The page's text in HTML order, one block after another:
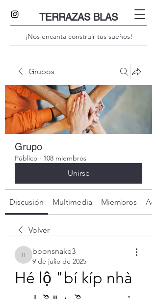
TERRAZAS BLAS
¡Nos encanta construir tus sueños!
Grupos
Grupo
Público · 108 miembros
Unirse
Discusión Multimedia Miembros
Volver
boonsnake3
boonsnake3
9 de julio de 2025
Hé lộ "bí kíp nhà